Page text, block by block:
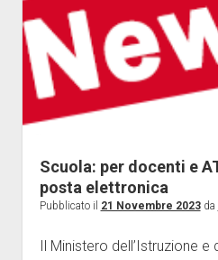
Scuola: per docenti e
posta elettronica
Pubblicato il 21 Novembre 2023da
Il Ministero dell’Istruzione